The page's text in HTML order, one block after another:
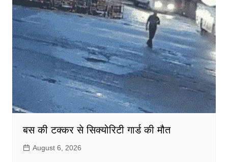
बस की टक्कर से सिक्योरिटी गार्ड की मौत
August 6, 2026